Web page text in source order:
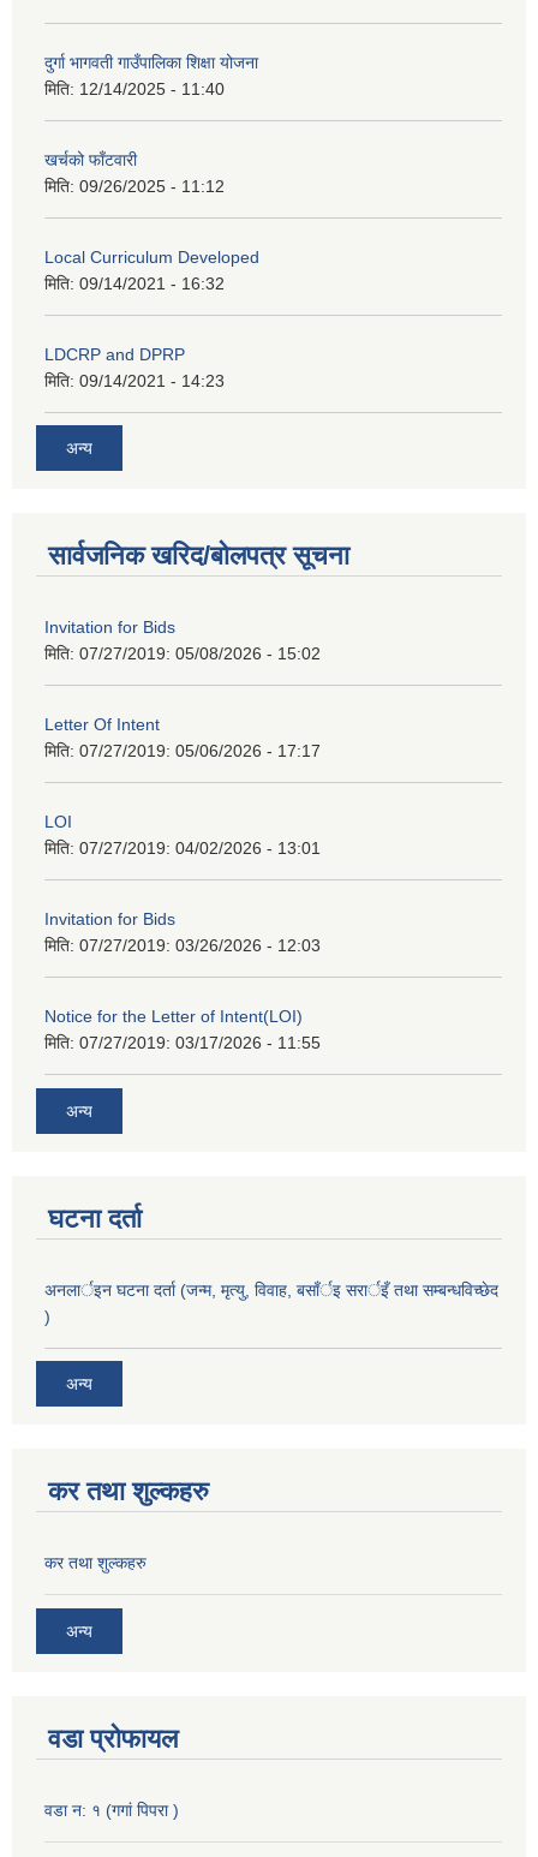
दुर्गा भागवती गाउँपालिका शिक्षा योजना
मिति: 12/14/2025 - 11:40
खर्चको फाँटवारी
मिति: 09/26/2025 - 11:12
Local Curriculum Developed
मिति: 09/14/2021 - 16:32
LDCRP and DPRP
मिति: 09/14/2021 - 14:23
अन्य
सार्वजनिक खरिद/बोलपत्र सूचना
Invitation for Bids
मिति: 07/27/2019: 05/08/2026 - 15:02
Letter Of Intent
मिति: 07/27/2019: 05/06/2026 - 17:17
LOI
मिति: 07/27/2019: 04/02/2026 - 13:01
Invitation for Bids
मिति: 07/27/2019: 03/26/2026 - 12:03
Notice for the Letter of Intent(LOI)
मिति: 07/27/2019: 03/17/2026 - 11:55
अन्य
घटना दर्ता
अनलार्इन घटना दर्ता (जन्म, मृत्यु, विवाह, बसाँर्इ सरार्इँ तथा सम्बन्धविच्छेद
)
अन्य
कर तथा शुल्कहरु
कर तथा शुल्कहरु
अन्य
वडा प्रोफायल
वडा न: १ (गगां पिपरा )